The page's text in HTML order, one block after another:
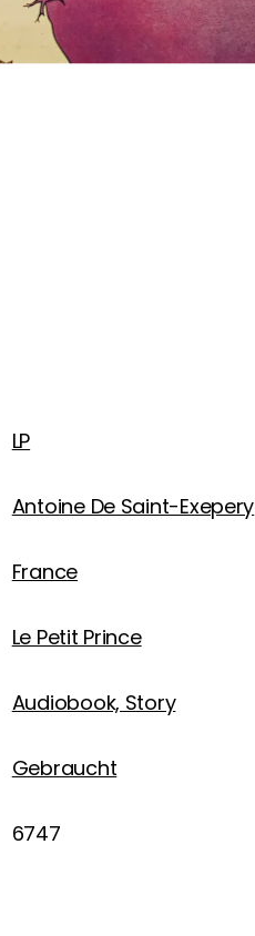
LP
Antoine De Saint-Exepery
France
Le Petit Prince
Audiobook, Story
Gebraucht
6747